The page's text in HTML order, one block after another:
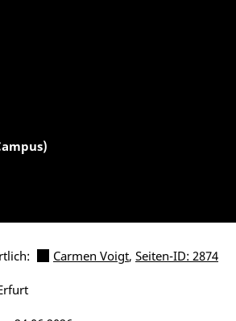
Carmen Voigt, Seiten-ID: 2874